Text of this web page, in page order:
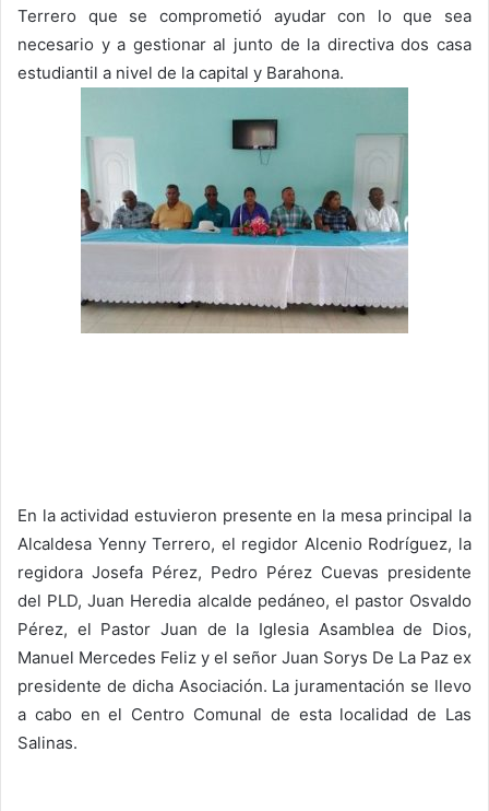
Terrero que se comprometió ayudar con lo que sea
necesario y a gestionar al junto de la directiva dos casa
estudiantil a nivel de la capital y Barahona.
En la actividad estuvieron presente en la mesa principal la
Alcaldesa Yenny Terrero, el regidor Alcenio Rodríguez, la
regidora Josefa Pérez, Pedro Pérez Cuevas presidente
del PLD, Juan Heredia alcalde pedáneo, el pastor Osvaldo
Pérez, el Pastor Juan de la Iglesia Asamblea de Dios,
Manuel Mercedes Feliz y el señor Juan Sorys De La Paz ex
presidente de dicha Asociación. La juramentación se llevo
a cabo en el Centro Comunal de esta localidad de Las
Salinas.